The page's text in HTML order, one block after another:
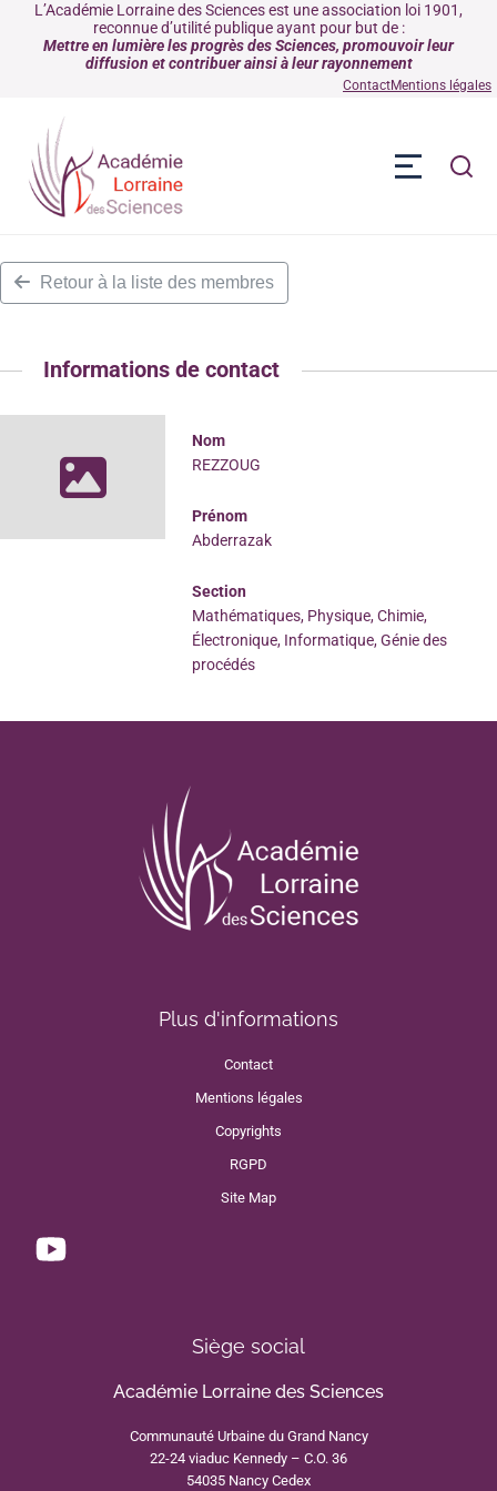
L’Académie Lorraine des Sciences est une association loi 1901,
reconnue d’utilité publique ayant pour but de :
Mettre en lumière les progrès des Sciences, promouvoir leur
diffusion et contribuer ainsi à leur rayonnement
ContactMentions légales
Retour à la liste des membres
Informations de contact
Nom
REZZOUG
Prénom
Abderrazak
Section
Mathématiques, Physique, Chimie,
Électronique, Informatique, Génie des
procédés
Plus d'informations
Contact
Mentions légales
Copyrights
RGPD
Site Map
Siège social
Académie Lorraine des Sciences
Communauté Urbaine du Grand Nancy
22-24 viaduc Kennedy – C.O. 36
54035 Nancy Cedex